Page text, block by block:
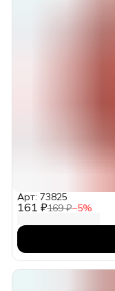
161 ₽169 ₽−5%
Арт: 73825